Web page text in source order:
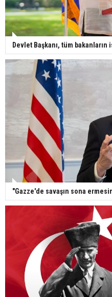
Devlet Başkanı, tüm bakanların
"Gazze'de savaşın sona